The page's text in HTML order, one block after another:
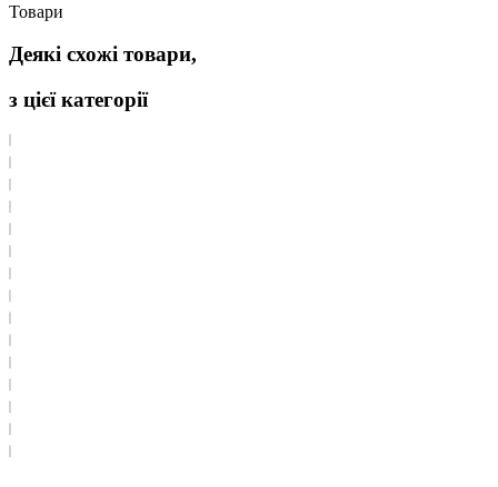
Товари
Деякі схожі товари,
з цієї категорії